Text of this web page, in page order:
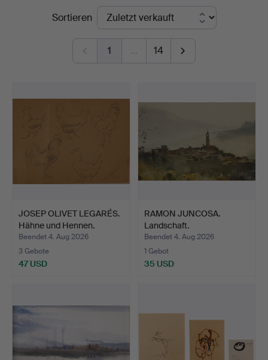
EndpreiseSortieren
1 … 14
JOSEP OLIVET LEGARÉS.
Hähne und Hennen.
Beendet 4. Aug 2026
3 Gebote
47 USD
RAMON JUNCOSA.
Landschaft.
Beendet 4. Aug 2026
1 Gebot
35 USD